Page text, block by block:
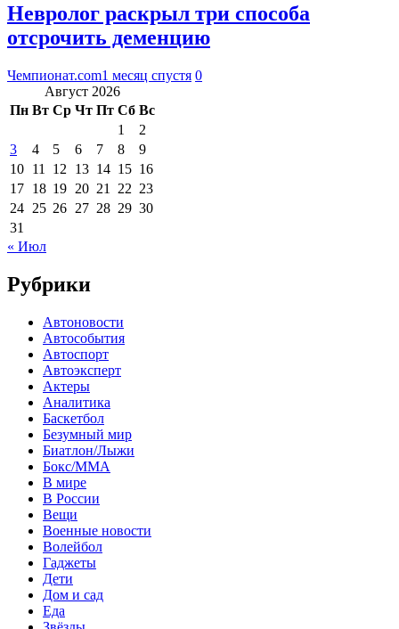
Невролог раскрыл три способа
отсрочить деменцию
Чемпионат.com1 месяц спустя 0
Август 2026
Пн Вт Ср Чт Пт Сб Вс
1
2
3
4 5 6 7 8
9
10 11 12 13 14 15 16
17 18 19 20 21 22 23
24 25 26 27 28 29 30
31
« Июл
Рубрики
Автоновости
Автособытия
Автоспорт
Автоэксперт
Актеры
Аналитика
Баскетбол
Безумный мир
Биатлон/Лыжи
Бокс/MMA
В мире
В России
Вещи
Военные новости
Волейбол
Гаджеты
Дети
Дом и сад
Еда